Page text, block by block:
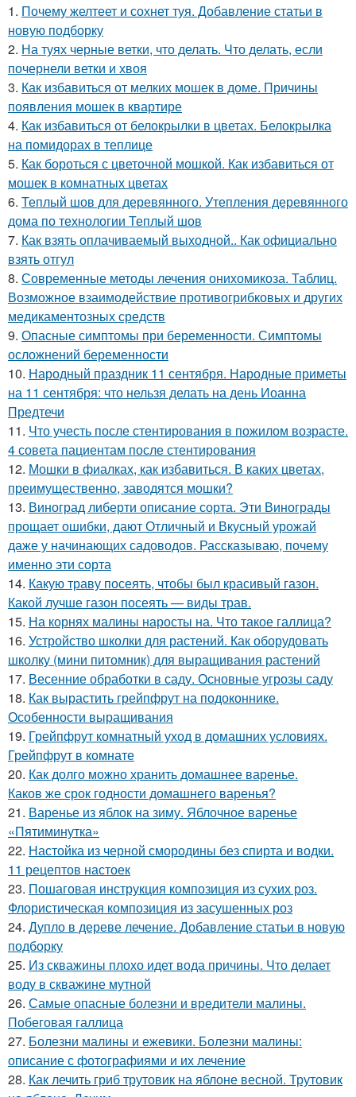
1. Почему желтеет и сохнет туя. Добавление статьи в
новую подборку
2. На туях черные ветки, что делать. Что делать, если
почернели ветки и хвоя
3. Как избавиться от мелких мошек в доме. Причины
появления мошек в квартире
4. Как избавиться от белокрылки в цветах. Белокрылка
на помидорах в теплице
5. Как бороться с цветочной мошкой. Как избавиться от
мошек в комнатных цветах
6. Теплый шов для деревянного. Утепления деревянного
дома по технологии Теплый шов
7. Как взять оплачиваемый выходной.. Как официально
взять отгул
8. Современные методы лечения онихомикоза. Таблиц.
Возможное взаимодействие противогрибковых и других
медикаментозных средств
9. Опасные симптомы при беременности. Симптомы
осложнений беременности
10. Народный праздник 11 сентября. Народные приметы
на 11 сентября: что нельзя делать на день Иоанна
Предтечи
11. Что учесть после стентирования в пожилом возрасте.
4 совета пациентам после стентирования
12. Мошки в фиалках, как избавиться. В каких цветах,
преимущественно, заводятся мошки?
13. Виноград либерти описание сорта. Эти Винограды
прощает ошибки, дают Отличный и Вкусный урожай
даже у начинающих садоводов. Рассказываю, почему
именно эти сорта
14. Какую траву посеять, чтобы был красивый газон.
Какой лучше газон посеять — виды трав.
15. На корнях малины наросты на. Что такое галлица?
16. Устройство школки для растений. Как оборудовать
школку (мини питомник) для выращивания растений
17. Весенние обработки в саду. Основные угрозы саду
18. Как вырастить грейпфрут на подоконнике.
Особенности выращивания
19. Грейпфрут комнатный уход в домашних условиях.
Грейпфрут в комнате
20. Как долго можно хранить домашнее варенье.
Каков же срок годности домашнего варенья?
21. Варенье из яблок на зиму. Яблочное варенье
«Пятиминутка»
22. Настойка из черной смородины без спирта и водки.
11 рецептов настоек
23. Пошаговая инструкция композиция из сухих роз.
Флористическая композиция из засушенных роз
24. Дупло в дереве лечение. Добавление статьи в новую
подборку
25. Из скважины плохо идет вода причины. Что делает
воду в скважине мутной
26. Самые опасные болезни и вредители малины.
Побеговая галлица
27. Болезни малины и ежевики. Болезни малины:
описание с фотографиями и их лечение
28. Как лечить гриб трутовик на яблоне весной. Трутовик